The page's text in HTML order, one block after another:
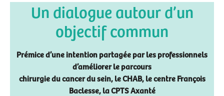
Un dialogue autour d’un
objectif commun
Prémice d’une intention partagée par les professionnels
d’améliorer le parcours
chirurgie du cancer du sein, le CHAB, le centre François
Baclesse, la CPTS Axanté